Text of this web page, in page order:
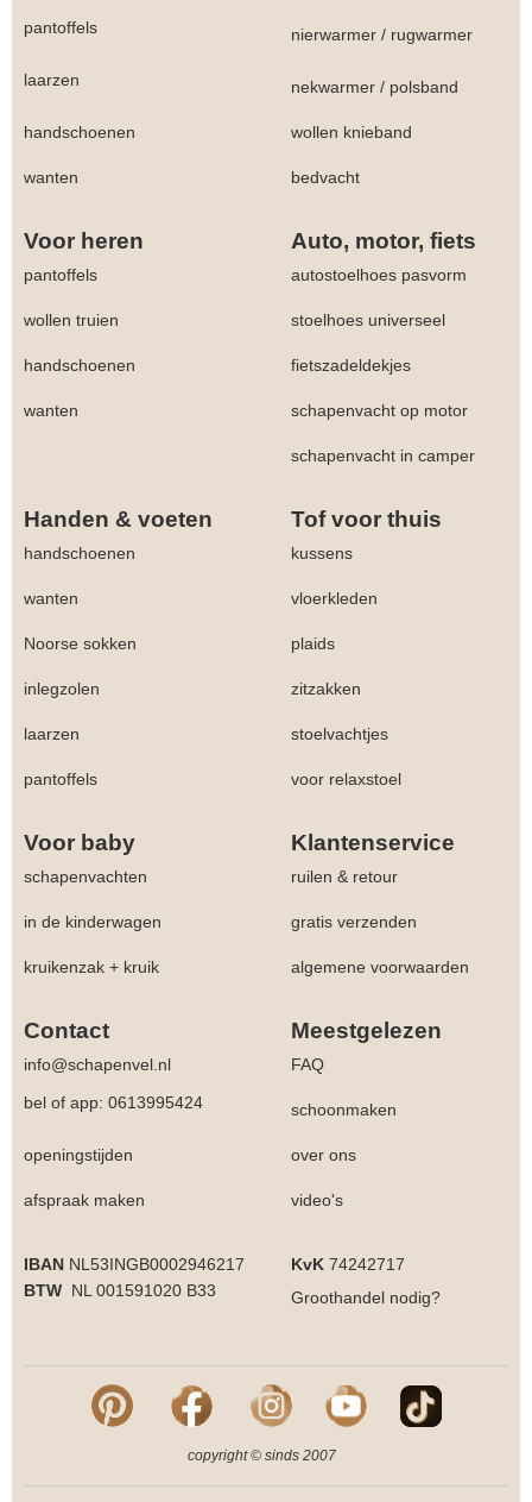
pantoffels nierwarmer / rugwarmer
laarzen nekwarmer / polsband
handschoenen wollen knieband
wanten bedvacht
Voor heren Auto, motor, fiets
pantoffels autostoelhoes pasvorm
wollen truien stoelhoes universeel
handschoenen fietszadeldekjes
wanten schapenvacht op motor
schapenvacht in camper
Handen & voeten Tof voor thuis
handschoenen kussens
wanten vloerkleden
Noorse sokken plaids
inlegzolen zitzakken
laarzen stoelvachtjes
pantoffels voor relaxstoel
Voor baby Klantenservice
schapenvachten ruilen & retour
in de kinderwagen gratis verzenden
kruikenzak + kruik algemene voorwaarden
Contact Meestgelezen
info@schapenvel.nl
FAQ
bel of app: 0613995424
schoonmaken
openingstijden over ons
afspraak maken video's
IBAN NL53INGB0002946217 KvK 74242717
BTW NL 001591020 B33 Groothandel nodig?
copyright © sinds 2007